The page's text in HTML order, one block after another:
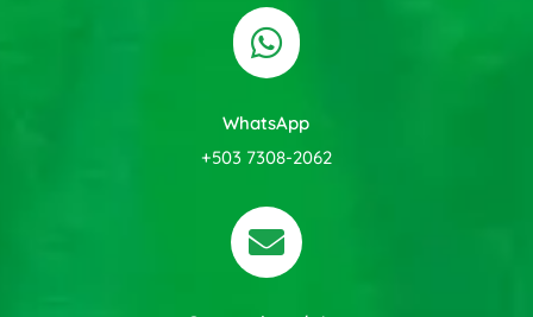

WhatsApp
+503 7308-2062
